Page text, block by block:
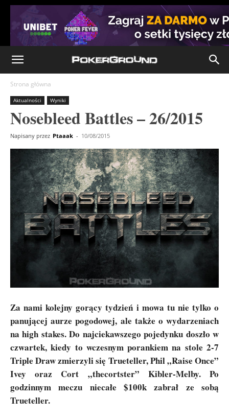
Strona główna
Aktualności Wyniki
Nosebleed Battles – 26/2015
Napisany przez Ptaaak - 10/08/2015
Za nami kolejny gorący tydzień i mowa tu nie tylko o
panującej aurze pogodowej, ale także o wydarzeniach
na high stakes. Do najciekawszego pojedynku doszło w
czwartek, kiedy to wczesnym porankiem na stole 2-7
Triple Draw zmierzyli się Trueteller, Phil „Raise Once”
Ivey oraz Cort „thecortster” Kibler-Melby. Po
godzinnym meczu niecałe $100k zabrał ze sobą
Trueteller.